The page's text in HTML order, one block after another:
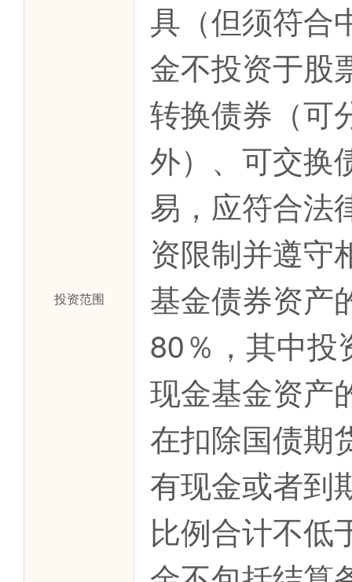
投资范围
具（但须符合
金不投资于股
转换债券（可
外）、可交换
易，应符合法
资限制并遵守
基金债券资产
80％，其中投
现金基金资产
在扣除国债期
有现金或者到
比例合计不低